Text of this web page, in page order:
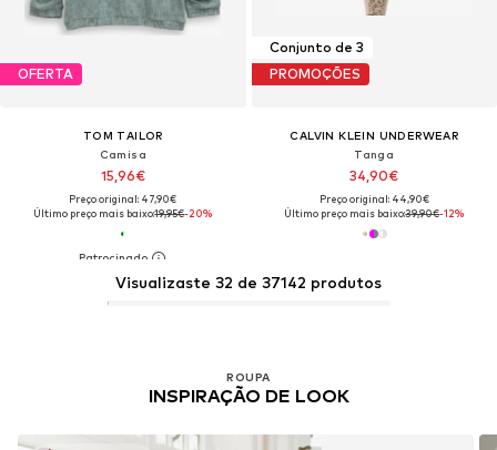
OFERTA
TOM TAILOR
Camisa
15,96€
Preço original: 47,90€
Último preço mais baixo:19,95€-20%
Conjunto de 3
PROMOÇÕES
CALVIN KLEIN UNDERWEAR
Tanga
34,90€
Preço original: 44,90€
Último preço mais baixo:39,90€-12%
Visualizaste 32 de 37142 produtos
ROUPA
INSPIRAÇÃO DE LOOK